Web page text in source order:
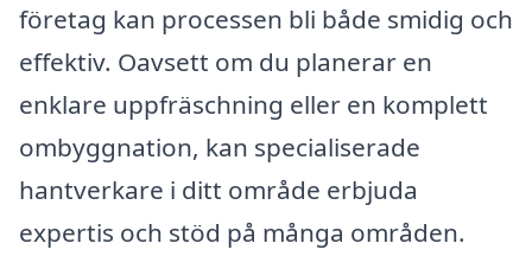
företag kan processen bli både smidig och
effektiv. Oavsett om du planerar en
enklare uppfräschning eller en komplett
ombyggnation, kan specialiserade
hantverkare i ditt område erbjuda
expertis och stöd på många områden.